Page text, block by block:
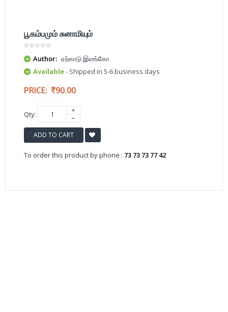
பூகம்பமும் சுனாமியும்
Author: ஏற்காடு இளங்கோ
Available- Shipped in 5-6 business days
PRICE: 90.00
Qty:
ADD TO CART
To order this product by phone : 73 73 73 77 42